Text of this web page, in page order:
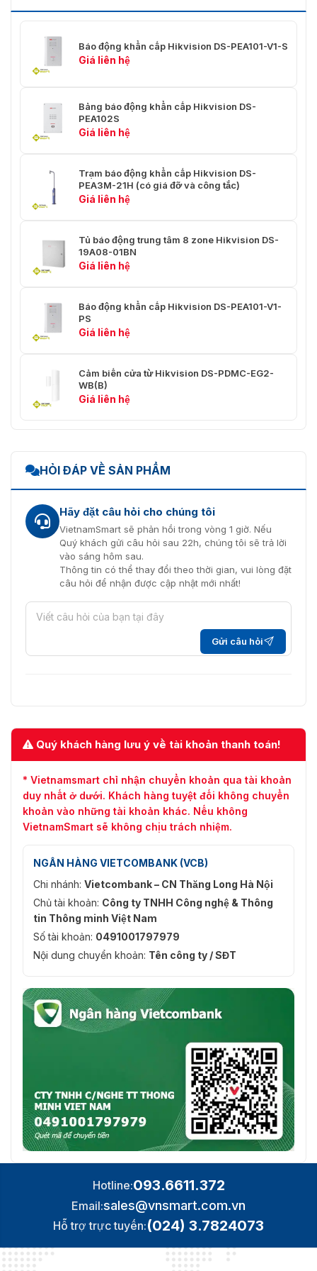
Màu xám nhạt
Trọng lượng <3,5kg
Quản lý thiết bị
Đầu vào báo động
4
Bàn phím
Đầu ra âm thanh 1
Móc chìa khóa
Phương pháp báo
cáo
Báo động khẩn cấp Hikvision DS-PEA101-V1-S
Giá liên hệ
Bảng báo động khẩn cấp Hikvision DS-
PEA102S
Giá liên hệ
Trạm báo động khẩn cấp Hikvision DS-
PEA3M-21H (có giá đỡ và công tắc)
Giá liên hệ
Tủ báo động trung tâm 8 zone Hikvision DS-
19A08-01BN
Giá liên hệ
Báo động khẩn cấp Hikvision DS-PEA101-V1-
PS
Giá liên hệ
Cảm biến cửa từ Hikvision DS-PDMC-EG2-
WB(B)
Giá liên hệ
HỎI ĐÁP VỀ SẢN PHẨM
Hãy đặt câu hỏi cho chúng tôi
VietnamSmart sẽ phản hồi trong vòng 1 giờ. Nếu
Quý khách gửi câu hỏi sau 22h, chúng tôi sẽ trả lời
vào sáng hôm sau.
Thông tin có thể thay đổi theo thời gian, vui lòng đặt
câu hỏi để nhận được cập nhật mới nhất!
Gửi câu hỏi
Quý khách hàng lưu ý về tài khoản thanh toán!
* Vietnamsmart chỉ nhận chuyển khoản qua tài khoản
duy nhất ở dưới. Khách hàng tuyệt đối không chuyển
khoản vào những tài khoản khác. Nếu không
VietnamSmart sẽ không chịu trách nhiệm.
NGÂN HÀNG VIETCOMBANK (VCB)
Chi nhánh: Vietcombank – CN Thăng Long Hà Nội
Chủ tài khoản: Công ty TNHH Công nghệ & Thông
tin Thông minh Việt Nam
Số tài khoản: 0491001797979
Nội dung chuyển khoản: Tên công ty / SĐT
Hotline:093.6611.372
Email:sales@vnsmart.com.vn
Hỗ trợ trực tuyến:(024) 3.7824073